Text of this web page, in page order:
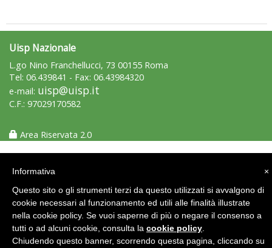
Luglio 2026: "Pensando con i piedi, si possono fare le
Uisp Nazionale
L.go Nino Franchellucci, 73 00155 Roma
Tel: 06.439841 - Fax: 06.43984320
e-mail: uisp@uisp.it
C.F.: 97029170582
Area Riservata 2.0
×
Informativa
Questo sito o gli strumenti terzi da questo utilizzati si avvalgono di
cookie necessari al funzionamento ed utili alle finalità illustrate
nella cookie policy. Se vuoi saperne di più o negare il consenso a
tutti o ad alcuni cookie, consulta la cookie policy
Chiudendo questo banner, scorrendo questa pagina, cliccando su